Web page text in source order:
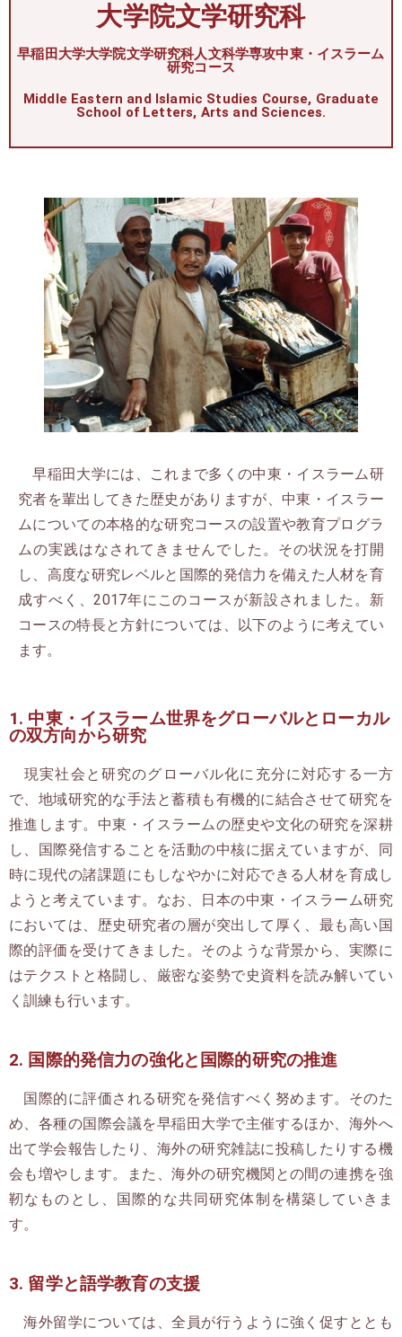
大学院文学研究科
早稲田大学大学院文学研究科人文科学専攻中東・イスラーム
研究コース
Middle Eastern and Islamic Studies Course, Graduate
School of Letters, Arts and Sciences.
早稲田大学には、これまで多くの中東・イスラーム研
究者を輩出してきた歴史がありますが、中東・イスラー
ムについての本格的な研究コースの設置や教育プログラ
ムの実践はなされてきませんでした。その状況を打開
し、高度な研究レベルと国際的発信力を備えた人材を育
成すべく、2017年にこのコースが新設されました。新
コースの特長と方針については、以下のように考えてい
ます。
1. 中東・イスラーム世界をグローバルとローカル
の双方向から研究
現実社会と研究のグローバル化に充分に対応する一方
で、地域研究的な手法と蓄積も有機的に結合させて研究を
推進します。中東・イスラームの歴史や文化の研究を深耕
し、国際発信することを活動の中核に据えていますが、同
時に現代の諸課題にもしなやかに対応できる人材を育成し
ようと考えています。なお、日本の中東・イスラーム研究
においては、歴史研究者の層が突出して厚く、最も高い国
際的評価を受けてきました。そのような背景から、実際に
はテクストと格闘し、厳密な姿勢で史資料を読み解いてい
く訓練も行います。
2. 国際的発信力の強化と国際的研究の推進
国際的に評価される研究を発信すべく努めます。そのた
め、各種の国際会議を早稲田大学で主催するほか、海外へ
出て学会報告したり、海外の研究雑誌に投稿したりする機
会も増やします。また、海外の研究機関との間の連携を強
靭なものとし、国際的な共同研究体制を構築していきま
す。
3. 留学と語学教育の支援
海外留学については、全員が行うように強く促すととも